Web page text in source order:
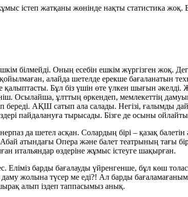
істеп жат­қаны жөнінде нақты статистика
білмейді. Оның есебін ешкім жүргізген жоқ.
алайда шетелде ерекше бағаланатын
қалыптасты. Бұл біз үшін өте үлкен шығын
Осылайша, ұлттың өркендеп, мемлекеттің
бе­реді. АҚШ сатып ала салады. Негізі,
пайдалануға ты­ры­сады. Бізге де осыны
да шетел асқан. Солардың бірі – қазақ
Абай атындағы Опера және балет театрының тағы
итальяндар өздеріне жұмыс істеуге шақырған.
Еліміз барды бағалауды үйренгенше, бұл көш
даму жолына түсер ме еді?! Ал барды
алып іздеп таппасымыз анық.